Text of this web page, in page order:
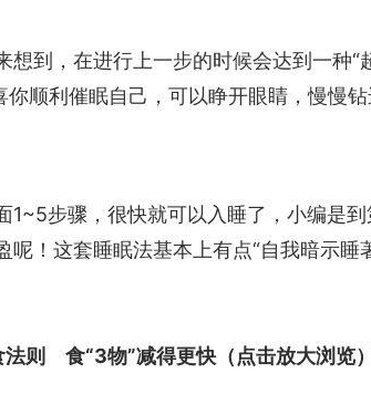
到，在进行上一步的时候会达到一种“
顺利催眠自己，可以睁开眼睛，慢慢钻
步骤，很快就可以入睡了，小编是
！这套睡眠法基本上有点“自我暗示睡
则　食“3物”减得更快（点击放大浏